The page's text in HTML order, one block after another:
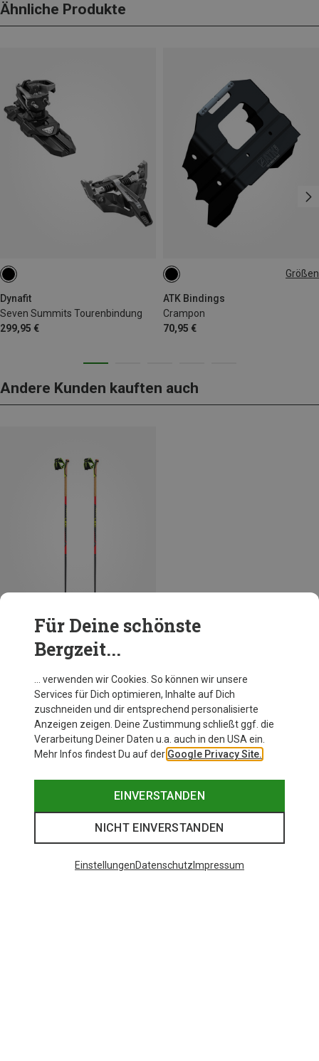
Ähnliche Produkte
Dynafit
Seven Summits Tourenbindung
299,95 €
Größen
ATK Bindings
Crampon
70,95 €
75MM
Andere Kunden kauften auch
Mezza Race Skistöcke
129,95 €
115CM 140CM
Für Deine schönste
Bergzeit...
… verwenden wir Cookies. So können wir unsere
Services für Dich optimieren, Inhalte auf Dich
zuschneiden und dir entsprechend personalisierte
Anzeigen zeigen. Deine Zustimmung schließt ggf. die
Verarbeitung Deiner Daten u.a. auch in den USA ein.
Mehr Infos findest Du auf der Google Privacy Site.
EINVERSTANDEN
NICHT EINVERSTANDEN
EinstellungenDatenschutz Impressum